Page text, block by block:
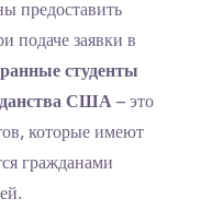
предоставить
подаче заявки в
студенты
США – это
которые имеют
гражданами